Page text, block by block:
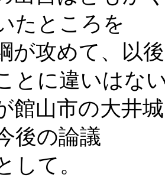
たところを
が攻めて、以
とに違いはな
館山市の大井
後の論議
して。